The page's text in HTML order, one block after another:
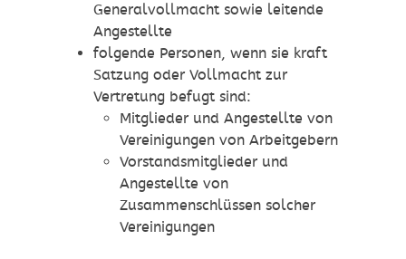
Generalvollmacht sowie leitende
Angestellte
folgende Personen, wenn sie kraft
Satzung oder Vollmacht zur
Vertretung befugt sind:
Mitglieder und Angestellte von
Vereinigungen von Arbeitgebern
Vorstandsmitglieder und
Angestellte von
Zusammenschlüssen solcher
Vereinigungen